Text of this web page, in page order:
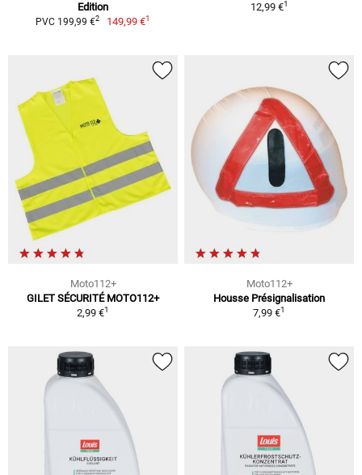
Edition
PVC 199,99 €2 149,99 €1
12,99 €1
Moto112+
GILET SÉCURITÉ MOTO112+
2,99 €1
Moto112+
Housse Présignalisation
7,99 €1